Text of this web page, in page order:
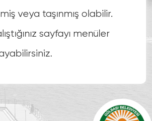
veya taşınmış olabilir.
sayfayı menüler